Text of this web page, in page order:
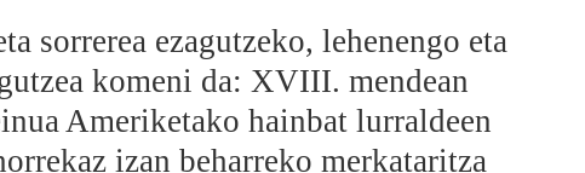
sorrerea ezagutzeko, lehenengo eta
komeni da: XVIII. mendean
Ameriketako hainbat lurraldeen
izan beharreko merkataritza